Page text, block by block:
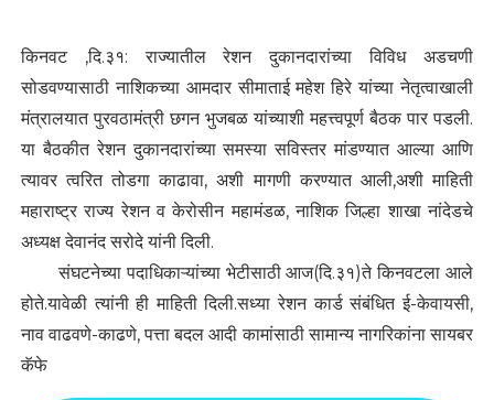
किनवट ,दि.३१: राज्यातील रेशन दुकानदारांच्या विविध अडचणी
सोडवण्यासाठी नाशिकच्या आमदार सीमाताई महेश हिरे यांच्या नेतृत्वाखाली
मंत्रालयात पुरवठामंत्री छगन भुजबळ यांच्याशी महत्त्वपूर्ण बैठक पार पडली.
या बैठकीत रेशन दुकानदारांच्या समस्या सविस्तर मांडण्यात आल्या आणि
त्यावर त्वरित तोडगा काढावा, अशी मागणी करण्यात आली,अशी माहिती
महाराष्ट्र राज्य रेशन व केरोसीन महामंडळ, नाशिक जिल्हा शाखा नांदेडचे
अध्यक्ष देवानंद सरोदे यांनी दिली.
संघटनेच्या पदाधिकाऱ्यांच्या भेटीसाठी आज(दि.३१)ते किनवटला आले
होते.यावेळी त्यांनी ही माहिती दिली.सध्या रेशन कार्ड संबंधित ई-केवायसी,
नाव वाढवणे-काढणे, पत्ता बदल आदी कामांसाठी सामान्य नागरिकांना सायबर
कॅफे